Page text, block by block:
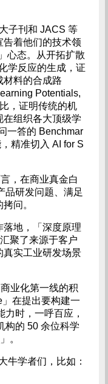
子刊和 JACS 等
着他们的技术领
心态。从开拓扩散
学反应的生成，证
材料的合成路
Potentials,
，证明传统的机
组织各大顶级学
一答的 Benchmar
精准切入 AI for S
，在商业真金白
品研发问题、满足
问。
落地，「深度原理
聚了来源于客户
真实工业研发场景
业化第一线的积
在提出要构建一
时，一呼百应，
构的 50 余位科学
。
牛学者们，比如：